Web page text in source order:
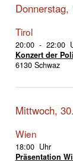
Donnerstag,
Tirol
20:00 - 22:00
Konzert der
6130 Schwaz
Mittwoch,
Wien
18:00 Uhr
Präsentation